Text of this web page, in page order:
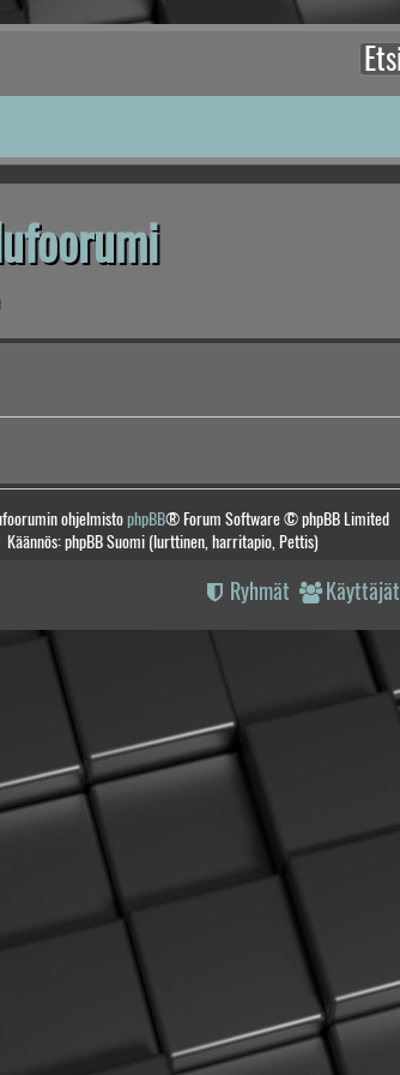
ohjelmistophpBB® Forum Software © phpBB Limited
Käännös: phpBB Suomi (lurttinen, harritapio, Pettis)
Käyttäjät
Ryhmät